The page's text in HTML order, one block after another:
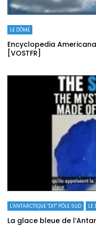
LE DÔME
Encyclopedia
[VOSTFR]
L'ANTARCTIQUE "DIT" PÔLE SUD LE
La glace bleue de